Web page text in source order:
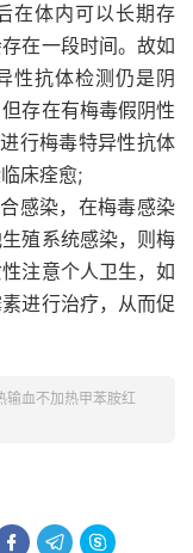
在体内可以长期存
在一段时间。故如
性抗体检测仍是阴
存在有梅毒假阴性
行梅毒特异性抗体
床痊愈;
感染，在梅毒感染
殖系统感染，则梅
注意个人卫生，如
进行治疗，从而促
输血不加热甲苯胺红
  